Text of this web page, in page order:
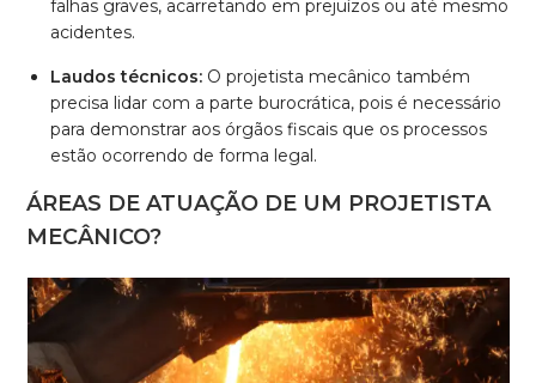
falhas graves, acarretando em prejuízos ou até mesmo
acidentes.
Laudos técnicos: O projetista mecânico também
precisa lidar com a parte burocrática, pois é necessário
para demonstrar aos órgãos fiscais que os processos
estão ocorrendo de forma legal.
ÁREAS DE ATUAÇÃO DE UM PROJETISTA
MECÂNICO?